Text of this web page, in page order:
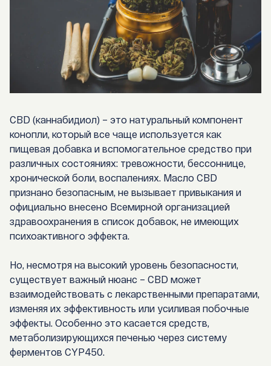
CBD (каннабидиол) – это натуральный компонент
конопли, который все чаще используется как
пищевая добавка и вспомогательное средство при
различных состояниях: тревожности, бессоннице,
хронической боли, воспалениях. Масло CBD
признано безопасным, не вызывает привыкания и
официально внесено Всемирной организацией
здравоохранения в список добавок, не имеющих
психоактивного эффекта.
Но, несмотря на высокий уровень безопасности,
существует важный нюанс – CBD может
взаимодействовать с лекарственными препаратами,
изменяя их эффективность или усиливая побочные
эффекты. Особенно это касается средств,
метаболизирующихся печенью через систему
ферментов CYP450.